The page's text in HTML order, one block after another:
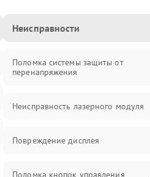
Неисправности
Поломка системы защиты от
перенапряжения
Неисправность лазерного модуля
Повреждение дисплея
Поломка кнопок управления